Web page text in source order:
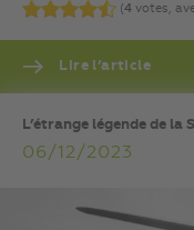
(4 votes,
Lire l’article
L’étrange légende de la
06/12/2023